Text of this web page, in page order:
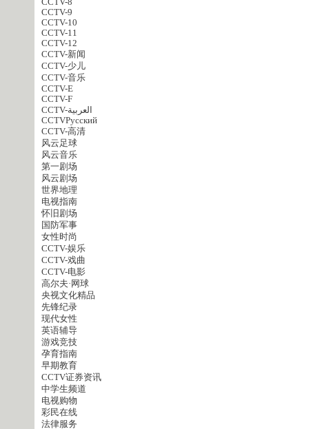
CCTV-8
CCTV-9
CCTV-10
CCTV-11
CCTV-12
CCTV-新闻
CCTV-少儿
CCTV-音乐
CCTV-E
CCTV-F
CCTV-العربية
CCTVPусский
CCTV-高清
风云足球
风云音乐
第一剧场
风云剧场
世界地理
电视指南
怀旧剧场
国防军事
女性时尚
CCTV-娱乐
CCTV-戏曲
CCTV-电影
高尔夫·网球
央视文化精品
先锋纪录
现代女性
英语辅导
游戏竞技
孕育指南
早期教育
CCTV证券资讯
中学生频道
电视购物
彩民在线
法律服务